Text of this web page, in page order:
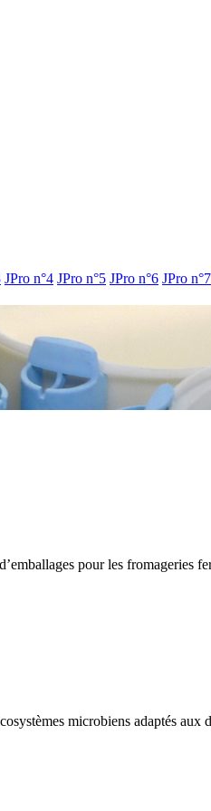
JPro n°4 JPro n°5 JPro n°6 JPro n°7
pour les fromageries
microbiens adaptés aux